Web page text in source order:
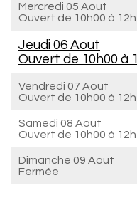
Mercredi 05 Aout
Ouvert de 10h00 à
Jeudi 06 Aout
Ouvert de 10h00 à
Vendredi 07 Aout
Ouvert de 10h00 à
Samedi 08 Aout
Ouvert de 10h00 à
Dimanche 09 Aout
Fermée